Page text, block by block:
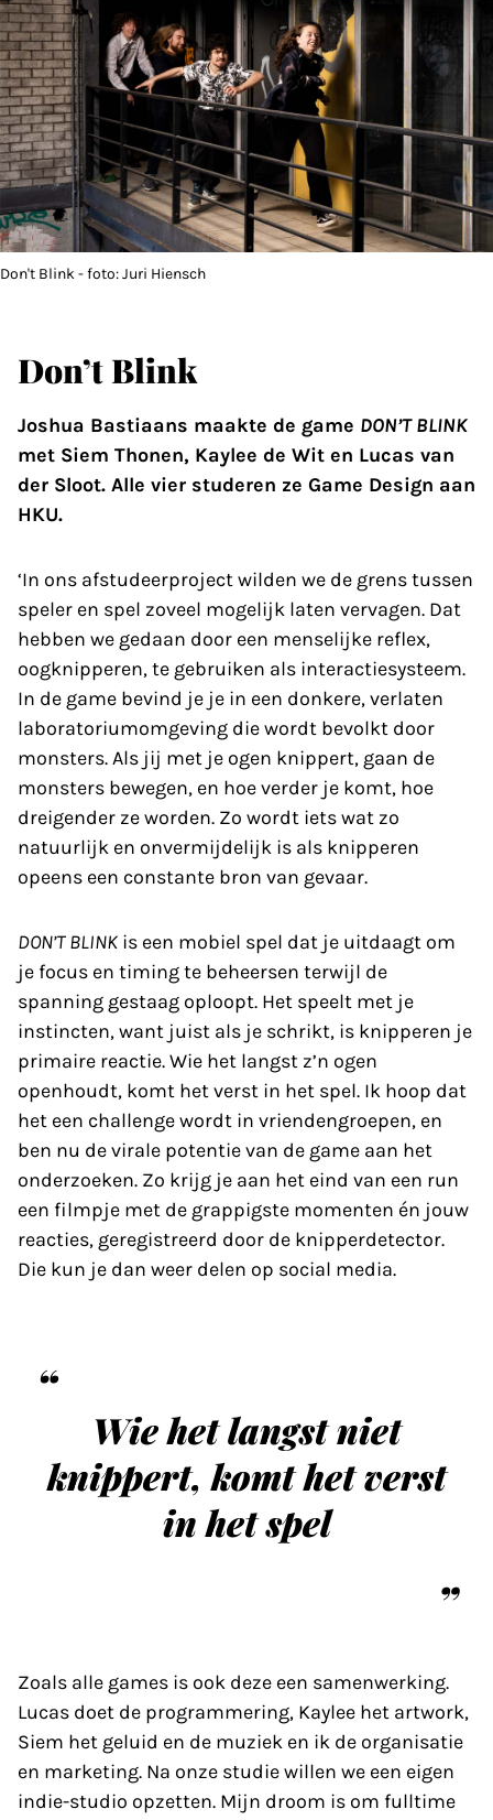
Don't Blink - foto: Juri Hiensch
Don’t Blink
Joshua Bastiaans maakte de game DON’T BLINK
met Siem Thonen, Kaylee de Wit en Lucas van
der Sloot. Alle vier studeren ze Game Design aan
HKU.
‘In ons afstudeerproject wilden we de grens tussen
speler en spel zoveel mogelijk laten vervagen. Dat
hebben we gedaan door een menselijke reflex,
oogknipperen, te gebruiken als interactiesysteem.
In de game bevind je je in een donkere, verlaten
laborato­riumomgeving die wordt bevolkt door
monsters. Als jij met je ogen knippert, gaan de
monsters bewegen, en hoe verder je komt, hoe
dreigender ze worden. Zo wordt iets wat zo
natuurlijk en onvermijdelijk is als knipperen
opeens een constante bron van gevaar.
DON’T BLINK is een mobiel spel dat je uitdaagt om
je focus en timing te beheersen terwijl de
spanning gestaag oploopt. Het speelt met je
instincten, want juist als je schrikt, is knipperen je
primaire reactie. Wie het langst z’n ogen
openhoudt, komt het verst in het spel. Ik hoop dat
het een challenge wordt in vriendengroepen, en
ben nu de virale potentie van de game aan het
onderzoeken. Zo krijg je aan het eind van een run
een filmpje met de grappigste momenten én jouw
reacties, geregistreerd door de knipperdetector.
Die kun je dan weer delen op social media.
Wie het langst niet
knippert, komt het verst
in het spel
Zoals alle games is ook deze een samenwerking.
Lucas doet de programmering, Kaylee het artwork,
Siem het geluid en de muziek en ik de organisatie
en marketing. Na onze studie willen we een eigen
indie-studio opzetten. Mijn droom is om fulltime